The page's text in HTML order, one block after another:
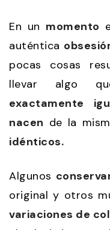
En un momento
auténtica
pocas cosas
llevar algo
exactamente
nacen de la
idénticos.
Algunos
original y otros
variaciones de